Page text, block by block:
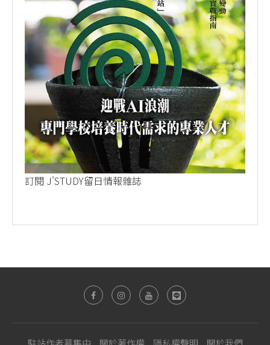
訂閱 J'STUDY留日情報雜誌